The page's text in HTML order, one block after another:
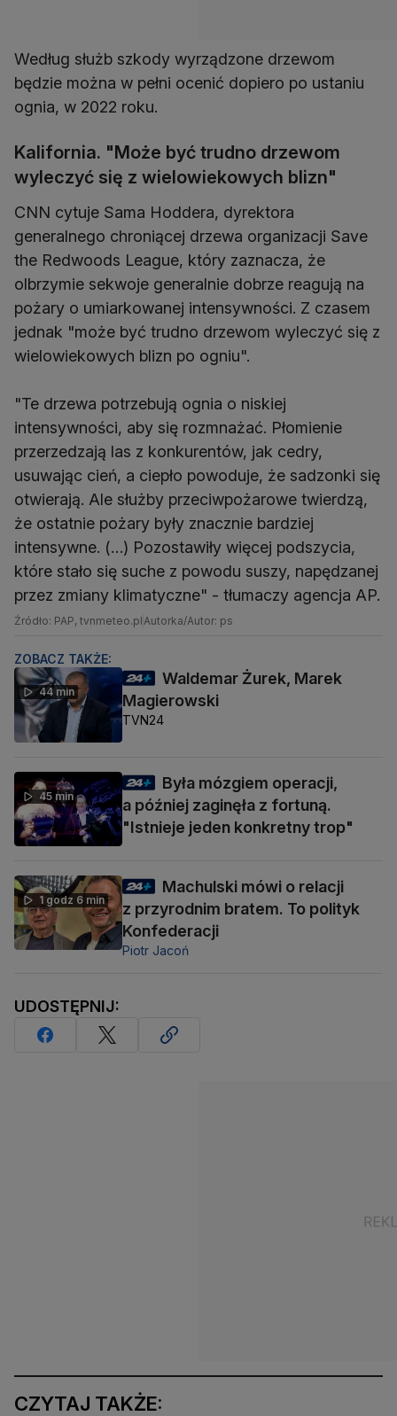
Według służb szkody wyrządzone drzewom
będzie można w pełni ocenić dopiero po ustaniu
ognia, w 2022 roku.
Kalifornia. "Może być trudno drzewom
wyleczyć się z wielowiekowych blizn"
CNN cytuje Sama Hoddera, dyrektora
generalnego chroniącej drzewa organizacji Save
the Redwoods League, który zaznacza, że
olbrzymie sekwoje generalnie dobrze reagują na
pożary o umiarkowanej intensywności. Z czasem
jednak "może być trudno drzewom wyleczyć się z
wielowiekowych blizn po ogniu".
"Te drzewa potrzebują ognia o niskiej
intensywności, aby się rozmnażać. Płomienie
przerzedzają las z konkurentów, jak cedry,
usuwając cień, a ciepło powoduje, że sadzonki się
otwierają. Ale służby przeciwpożarowe twierdzą,
że ostatnie pożary były znacznie bardziej
intensywne. (…) Pozostawiły więcej podszycia,
które stało się suche z powodu suszy, napędzanej
przez zmiany klimatyczne" - tłumaczy agencja AP.
Źródło: PAP, tvnmeteo.plAutorka/Autor: ps
ZOBACZ TAKŻE:
44 min
Waldemar Żurek, Marek
Magierowski
TVN24
45 min
Była mózgiem operacji,
a później zaginęła z fortuną.
"Istnieje jeden konkretny trop"
1 godz 6 min
Machulski mówi o relacji
z przyrodnim bratem. To polityk
Konfederacji
Piotr Jacoń
UDOSTĘPNIJ:
CZYTAJ TAKŻE: